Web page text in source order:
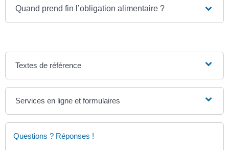
Quand prend fin l’obligation alimentaire ?
Textes de référence
Services en ligne et formulaires
Questions ? Réponses !